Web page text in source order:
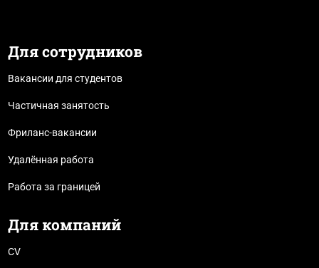
Для сотрудников
Вакансии для студентов
Частичная занятость
Фриланс-вакансии
Удалённая работа
Работа за границей
Для компаний
CV